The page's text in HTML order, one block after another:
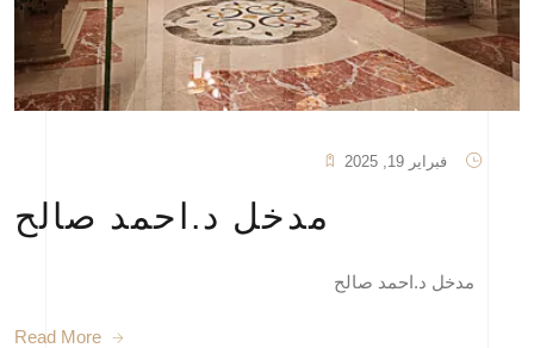
فبراير 19, 2025
مدخل د.احمد صالح
مدخل د.احمد صالح
Read More